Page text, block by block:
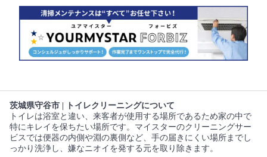
茨城県守谷市 | トイレクリーニングについて
トイレは浴室と違い、来客者が使用する場所であるため家の中で
特にキレイを保ちたい場所です。マイスターのクリーニングサー
ビスでは便器の内側や淵の裏側など、手の届きにくい場所までし
っかり洗浄し、嫌なニオイを発する元を取り除きます。